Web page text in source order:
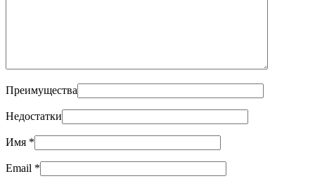
Преимущества
Недостатки
Имя *
Email *